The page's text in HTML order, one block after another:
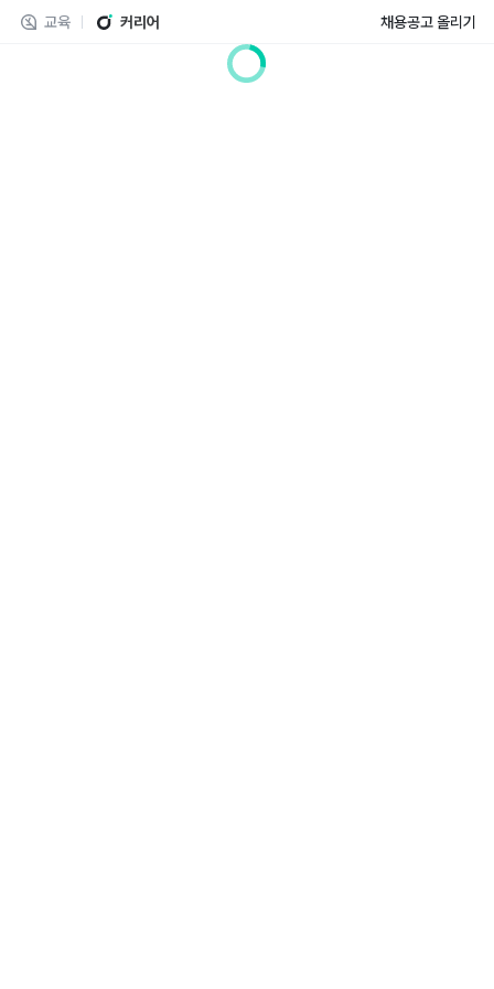
교육 커리어 채용공고 올리기